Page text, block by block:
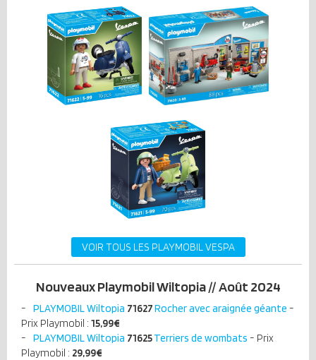
VOIR TOUS LES PLAYMOBIL VESPA
Nouveaux Playmobil Wiltopia // Août 2024
PLAYMOBIL Wiltopia 71627Rocher avec araignée géante -
Prix Playmobil : 15,99€
PLAYMOBIL Wiltopia 71625Terriers de wombats - Prix
Playmobil : 29,99€